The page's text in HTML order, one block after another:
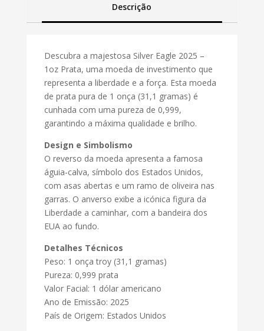
Descrição
Descubra a majestosa Silver Eagle 2025 –
1oz Prata, uma moeda de investimento que
representa a liberdade e a força. Esta moeda
de prata pura de 1 onça (31,1 gramas) é
cunhada com uma pureza de 0,999,
garantindo a máxima qualidade e brilho.
Design e Simbolismo
O reverso da moeda apresenta a famosa
águia-calva, símbolo dos Estados Unidos,
com asas abertas e um ramo de oliveira nas
garras. O anverso exibe a icónica figura da
Liberdade a caminhar, com a bandeira dos
EUA ao fundo.
Detalhes Técnicos
Peso: 1 onça troy (31,1 gramas)
Pureza: 0,999 prata
Valor Facial: 1 dólar americano
Ano de Emissão: 2025
País de Origem: Estados Unidos